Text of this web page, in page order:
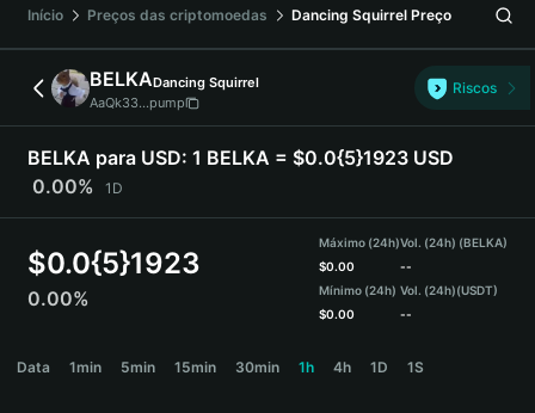
Français
Deutsch
简体中文
繁體中文
Português (Portugal)
Bahasa Indonesia
ภาษาไทย
हिन्दी
Español
Português (Brasil)
Início Preços das criptomoedas Dancing Squirrel Preço
BELKADancing Squirrel
AaQk33...pump
Riscos
BELKA para USD: 1 BELKA = $0.0{5}1923 USD
0.00%
1D
$0.0{5}1923
0.00%
Máximo (24h)
$0.00
Mínimo (24h)
$0.00
Vol. (24h) (BELKA)
--
Vol. (24h)(USDT)
--
Data 1min 5min 15min 30min 1h 4h 1D 1S